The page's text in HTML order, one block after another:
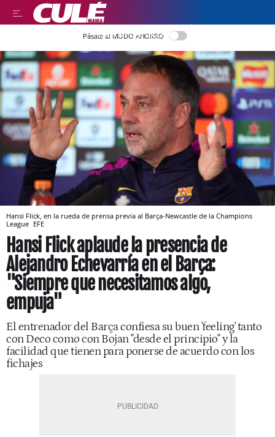
LEER EN CASTELLANO
Pásate al MODO AHORRO
Hansi Flick, en la rueda de prensa previa al Barça-Newcastle de la Champions
League EFE
Hansi Flick aplaude la presencia de
Alejandro Echevarría en el Barça:
"Siempre que necesitamos algo,
empuja"
El entrenador del Barça confiesa su buen 'feeling' tanto
con Deco como con Bojan "desde el principio" y la
facilidad que tienen para ponerse de acuerdo con los
fichajes